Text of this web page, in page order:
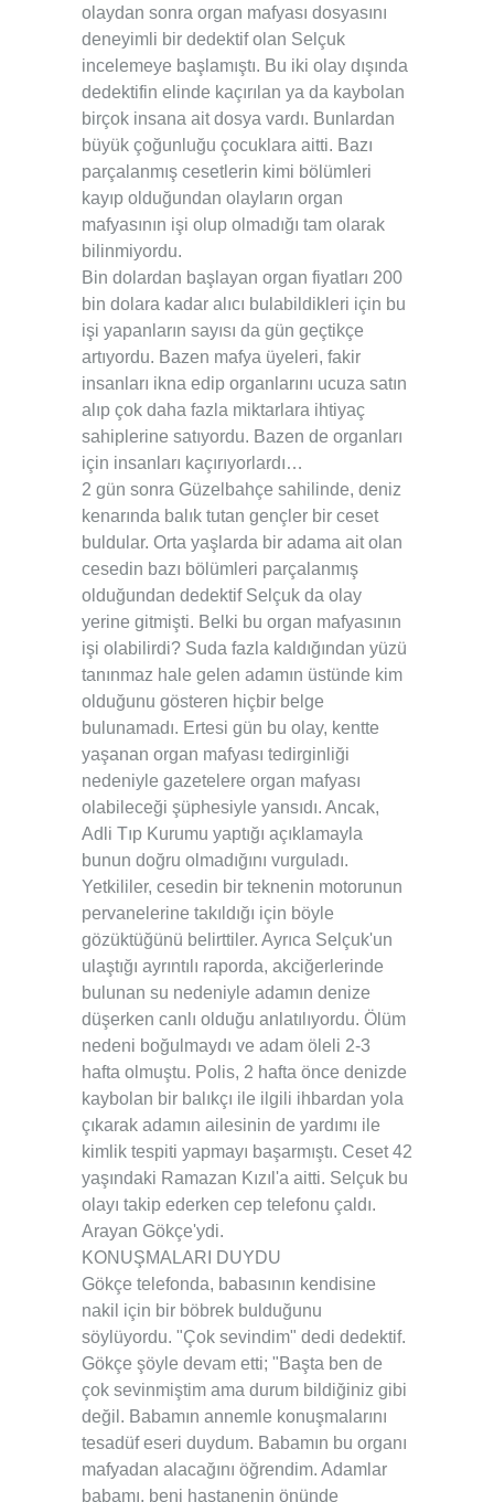
olaydan sonra organ mafyası dosyasını
deneyimli bir dedektif olan Selçuk
incelemeye başlamıştı. Bu iki olay dışında
dedektifin elinde kaçırılan ya da kaybolan
birçok insana ait dosya vardı. Bunlardan
büyük çoğunluğu çocuklara aitti. Bazı
parçalanmış cesetlerin kimi bölümleri
kayıp olduğundan olayların organ
mafyasının işi olup olmadığı tam olarak
bilinmiyordu.
Bin dolardan başlayan organ fiyatları 200
bin dolara kadar alıcı bulabildikleri için bu
işi yapanların sayısı da gün geçtikçe
artıyordu. Bazen mafya üyeleri, fakir
insanları ikna edip organlarını ucuza satın
alıp çok daha fazla miktarlara ihtiyaç
sahiplerine satıyordu. Bazen de organları
için insanları kaçırıyorlardı…
2 gün sonra Güzelbahçe sahilinde, deniz
kenarında balık tutan gençler bir ceset
buldular. Orta yaşlarda bir adama ait olan
cesedin bazı bölümleri parçalanmış
olduğundan dedektif Selçuk da olay
yerine gitmişti. Belki bu organ mafyasının
işi olabilirdi? Suda fazla kaldığından yüzü
tanınmaz hale gelen adamın üstünde kim
olduğunu gösteren hiçbir belge
bulunamadı. Ertesi gün bu olay, kentte
yaşanan organ mafyası tedirginliği
nedeniyle gazetelere organ mafyası
olabileceği şüphesiyle yansıdı. Ancak,
Adli Tıp Kurumu yaptığı açıklamayla
bunun doğru olmadığını vurguladı.
Yetkililer, cesedin bir teknenin motorunun
pervanelerine takıldığı için böyle
gözüktüğünü belirttiler. Ayrıca Selçuk'un
ulaştığı ayrıntılı raporda, akciğerlerinde
bulunan su nedeniyle adamın denize
düşerken canlı olduğu anlatılıyordu. Ölüm
nedeni boğulmaydı ve adam öleli 2-3
hafta olmuştu. Polis, 2 hafta önce denizde
kaybolan bir balıkçı ile ilgili ihbardan yola
çıkarak adamın ailesinin de yardımı ile
kimlik tespiti yapmayı başarmıştı. Ceset 42
yaşındaki Ramazan Kızıl'a aitti. Selçuk bu
olayı takip ederken cep telefonu çaldı.
Arayan Gökçe'ydi.
KONUŞMALARI DUYDU
Gökçe telefonda, babasının kendisine
nakil için bir böbrek bulduğunu
söylüyordu. "Çok sevindim" dedi dedektif.
Gökçe şöyle devam etti; "Başta ben de
çok sevinmiştim ama durum bildiğiniz gibi
değil. Babamın annemle konuşmalarını
tesadüf eseri duydum. Babamın bu organı
mafyadan alacağını öğrendim. Adamlar
babamı, beni hastanenin önünde